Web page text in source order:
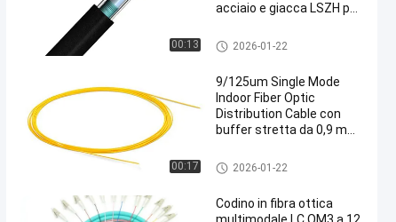
00:13
acciaio e giacca LSZH per
Cavi a fibre ottiche
2026-01-22
00:17
9/125um Single Mode
Indoor Fiber Optic
Distribution Cable con
buffer stretta da 0,9 mm
Cavi a fibre ottiche
2026-01-22
Codino in fibra ottica